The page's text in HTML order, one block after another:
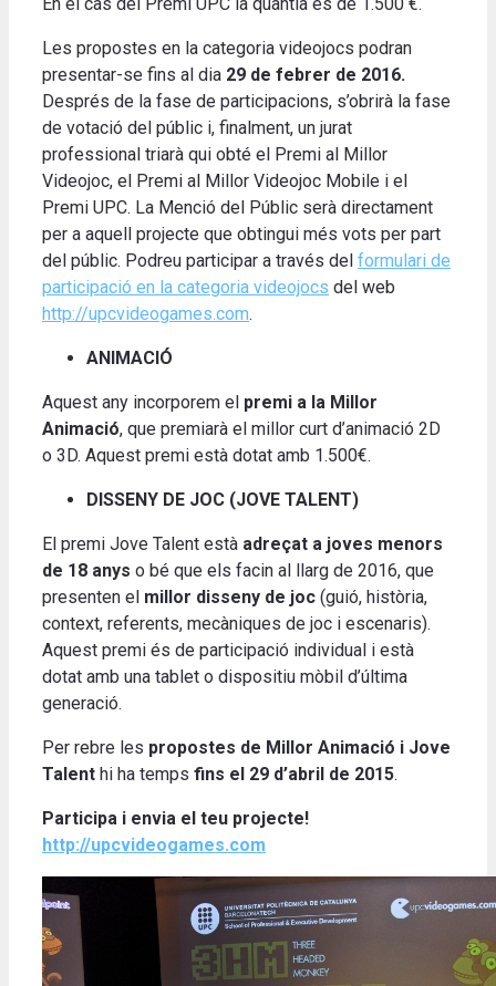
En el cas del Premi UPC la quantia és de 1.500 €.
Les propostes en la categoria videojocs podran
presentar-se fins al dia 29 de febrer de 2016.
Després de la fase de participacions, s’obrirà la fase
de votació del públic i, finalment, un jurat
professional triarà qui obté el Premi al Millor
Videojoc, el Premi al Millor Videojoc Mobile i el
Premi UPC. La Menció del Públic serà directament
per a aquell projecte que obtingui més vots per part
del públic. Podreu participar a través del formulari de
participació en la categoria videojocs del web
http://upcvideogames.com.
ANIMACIÓ
Aquest any incorporem el premi a la Millor
Animació, que premiarà el millor curt d’animació 2D
o 3D. Aquest premi està dotat amb 1.500€.
DISSENY DE JOC (JOVE TALENT)
El premi Jove Talent està adreçat a joves menors
de 18 anys o bé que els facin al llarg de 2016, que
presenten el millor disseny de joc (guió, història,
context, referents, mecàniques de joc i escenaris).
Aquest premi és de participació individual i està
dotat amb una tablet o dispositiu mòbil d’última
generació.
Per rebre les propostes de Millor Animació i Jove
Talent hi ha temps fins el 29 d’abril de 2015.
Participa i envia el teu projecte!
http://upcvideogames.com